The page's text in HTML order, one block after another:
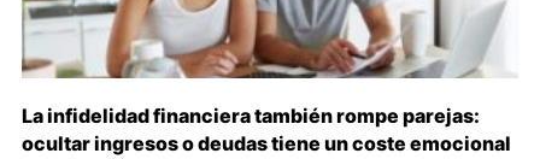
La infidelidad financiera también rompe parejas:
ocultar ingresos o deudas tiene un coste emocional